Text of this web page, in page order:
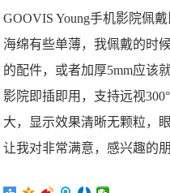
GOOVIS Young手机影院佩
海绵有些单薄，我佩戴的时
的配件，或者加厚5mm应该
影院即插即用，支持远视
大，显示效果清晰无颗粒，
让我对非常满意，感兴趣的